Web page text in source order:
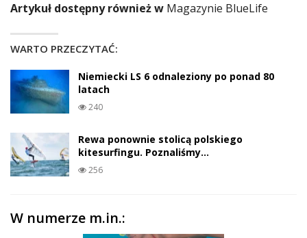
Artykuł dostępny równieżw Magazynie BlueLife
WARTO PRZECZYTAĆ:
Niemiecki LS 6 odnaleziony po ponad 80
latach
240
Rewa ponownie stolicą polskiego
kitesurfingu. Poznaliśmy…
256
W numerze m.in.: